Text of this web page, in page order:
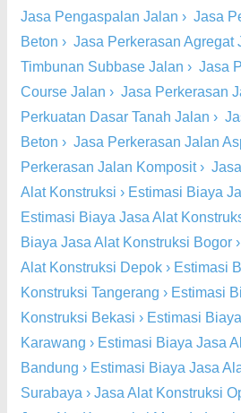
Jasa Pengaspalan Jalan › Jasa
Beton › Jasa Perkerasan Agregat
Timbunan Subbase Jalan › Jasa
Course Jalan › Jasa Perkerasan
Perkuatan Dasar Tanah Jalan ›
Beton › Jasa Perkerasan Jalan
Perkerasan Jalan Komposit›
Alat Konstruksi › Estimasi Biaya
Estimasi Biaya Jasa Alat
Biaya Jasa Alat Konstruksi Bogor ›
Alat Konstruksi Depok › Estimasi
Konstruksi Tangerang › Estimasi
Konstruksi Bekasi › Estimasi
Karawang › Estimasi Biaya Jasa
Bandung › Estimasi Biaya Jasa
Surabaya › Jasa Alat Konstruksi